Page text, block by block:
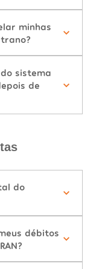
minhas
sistema
de
do
débitos